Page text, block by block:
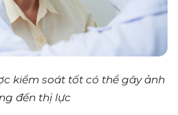
kiểm soát tốt có thể gây ảnh
đến thị lực